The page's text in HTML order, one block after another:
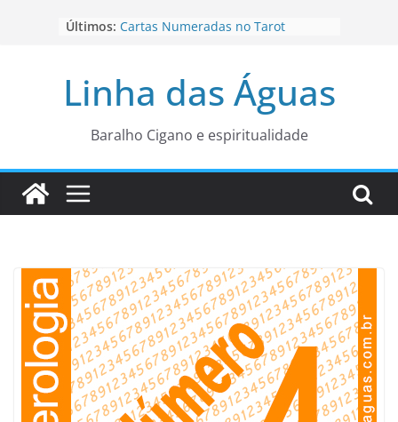
Últimos: Cartas Numeradas no Tarot
para está fase
Os Naipes no Tarot
Cartas da Corte no Tarot
Linha das Águas
Baralho Cigano e espiritualidade